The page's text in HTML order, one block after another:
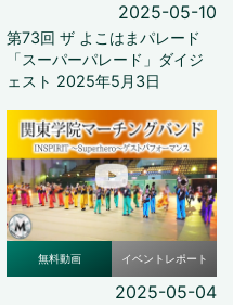
2025-05-10
第73回 ザ よこはまパレード
「スーパーパレード」ダイジ
ェスト 2025年5月3日
無料動画 イベントレポート
2025-05-04